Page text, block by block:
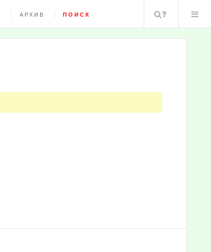
АРХИВ ПОИСК Поиск